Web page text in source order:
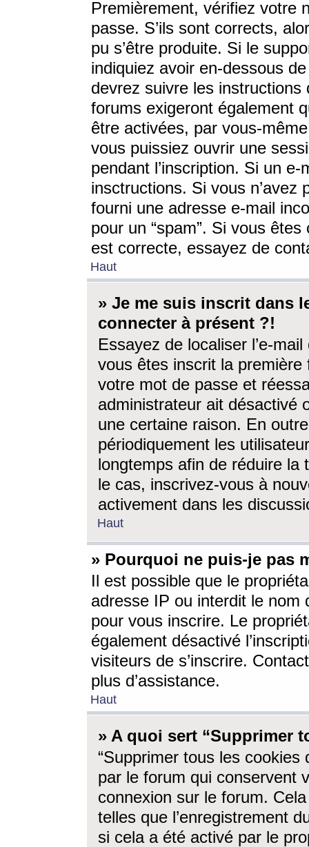
Premièrement, vérifiez votre
passe. S’ils sont corrects,
pu s’être produite. Si le
indiquiez avoir en-dessous
devrez suivre les
forums exigeront également
être activées, par vous-
vous puissiez ouvrir une
pendant l’inscription. Si un
insctructions. Si vous n’avez
fourni une adresse e-mail
pour un “spam”. Si vous
est correcte, essayez de
Haut
» Je me suis inscrit dans
connecter à présent ?!
Essayez de localiser l’e-
vous êtes inscrit la première
votre mot de passe et
administrateur ait désactivé
une certaine raison. En
périodiquement les
longtemps afin de réduire la
le cas, inscrivez-vous à
activement dans les
Haut
» Pourquoi ne puis-je pas
Il est possible que le
adresse IP ou interdit le nom
pour vous inscrire. Le
également désactivé
visiteurs de s’inscrire.
plus d’assistance.
Haut
» A quoi sert “Supprimer
“Supprimer tous les cookies
par le forum qui conservent
connexion sur le forum.
telles que l’enregistrement
si cela a été activé par le